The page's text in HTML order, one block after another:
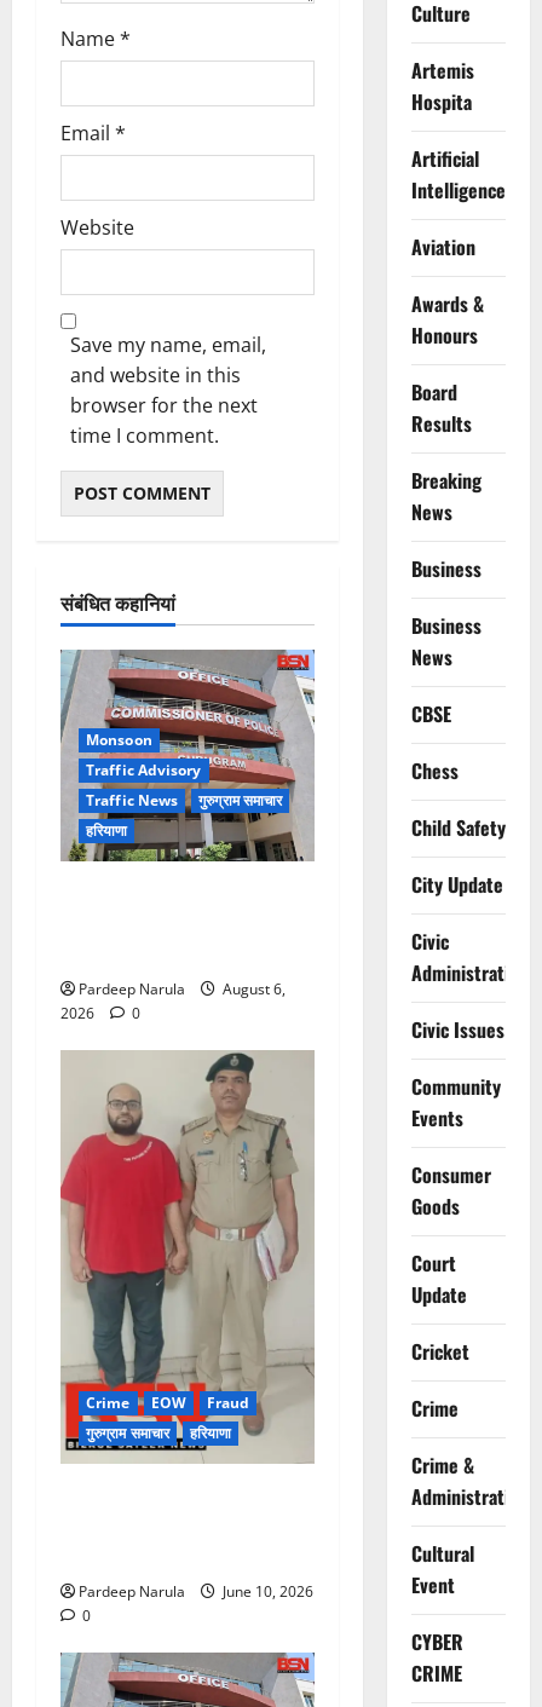
Name*
Email *
Website
Save my name, email,
and website in this
browser for the next
time I comment.
संबंधित कहानियां
Monsoon
Traffic Advisory
Traffic News
गुरुग्राम समाचार
हरियाणा
Pardeep Narula
August 6,
2026
0
Crime EOW
Fraud
गुरुग्राम समाचार
हरियाणा
Pardeep Narula
June 10, 2026
0
Culture
Artemis
Hospita
Artificial
Intelligence
Aviation
Awards &
Honours
Board
Results
Breaking
News
Business
Business
News
CBSE
Chess
Child Safety
City Update
Civic
Administration
Civic Issues
Community
Events
Consumer
Goods
Court
Update
Cricket
Crime
Crime &
Administration
Cultural
Event
CYBER
CRIME